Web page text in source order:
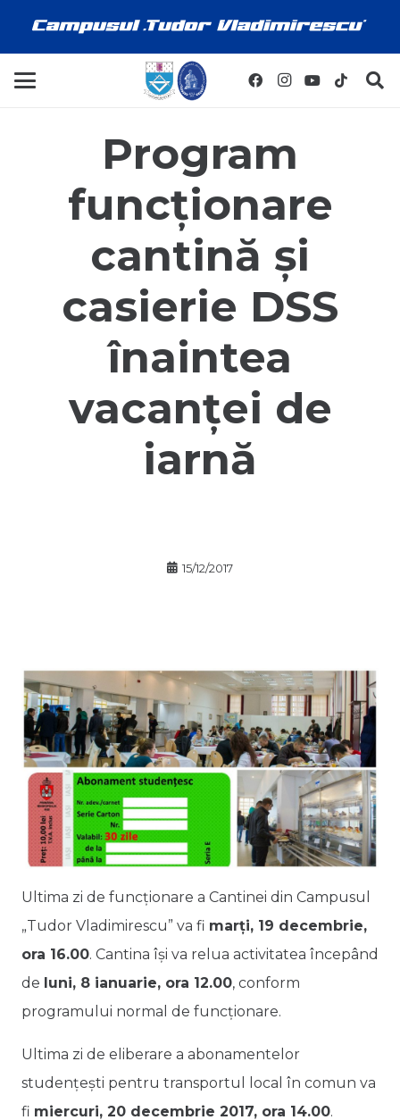
Program
funcționare
cantină și
casierie DSS
înaintea
vacanței de
iarnă
15/12/2017
Ultima zi de funcționare a Cantinei din Campusul
„Tudor Vladimirescu” va fi marți, 19 decembrie,
ora 16.00. Cantina își va relua activitatea începând
de luni, 8 ianuarie, ora 12.00, conform
programului normal de funcționare.
Ultima zi de eliberare a abonamentelor
studențești pentru transportul local în comun va
fi miercuri, 20 decembrie 2017, ora 14.00.